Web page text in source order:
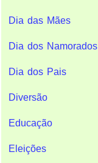
Dia das Mães
Dia dos Namorados
Dia dos Pais
Diversão
Educação
Eleições